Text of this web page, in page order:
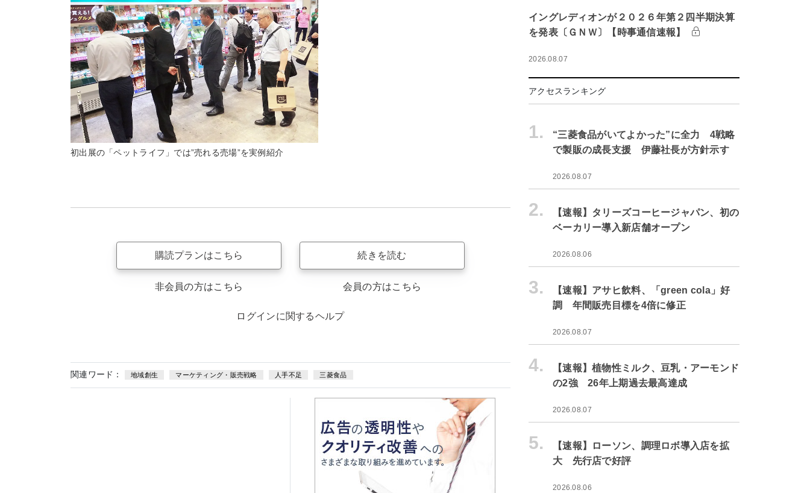
初出展の「ペットライフ」では”売れる売場”を実例紹介
購読プランはこちら
非会員の方はこちら
続きを読む
会員の方はこちら
ログインに関するヘルプ
関連ワード： 地域創生 マーケティング・販売戦略 人手不足 三菱食品
イングレディオンが２０２６年第２四半期決算
を発表〔ＧＮＷ〕【時事通信速報】
2026.08.07
アクセスランキング
1.
“三菱食品がいてよかった”に全力 4戦略
で製販の成長支援 伊藤社長が方針示す
2026.08.07
2.
【速報】タリーズコーヒージャパン、初の
ベーカリー導入新店舗オープン
2026.08.06
3.
【速報】アサヒ飲料、「green cola」好
調 年間販売目標を4倍に修正
2026.08.07
4.
【速報】植物性ミルク、豆乳・アーモンド
の2強 26年上期過去最高達成
2026.08.07
5.
【速報】ローソン、調理ロボ導入店を拡
大 先行店で好評
2026.08.06